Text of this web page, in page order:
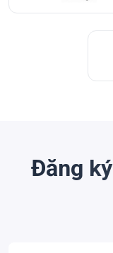
Đăng